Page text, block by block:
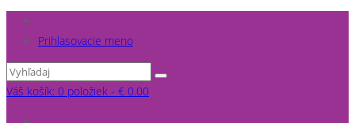
Prihlasovacie meno
Váš košík: 0 položiek - € 0.00